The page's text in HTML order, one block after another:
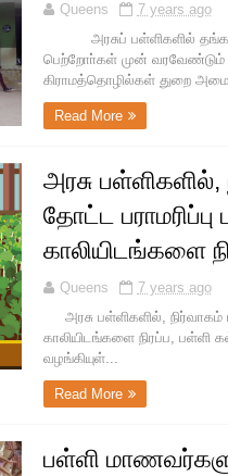
Queens
7 years ago
அரசுப் பள்ளிகளில் தங்கள்
பெற்றோா்கள் முன் வரவேண்டும்
கிராமத்தொழில்கள் துறை
Read More
அரசு பள்ளிகளில்,
தோட்ட
காலியிடங்களை
Queens
7 years ago
அரசு பள்ளிகளில், நிர்வாகம்
காலியிடங்களை நிரப்ப, பள்ளி
வழங்கியுள்...
Read More
பள்ளி